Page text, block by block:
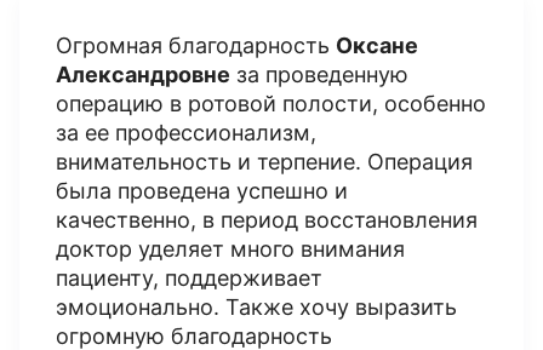
Огромная благодарность Оксане
Александровне за проведенную
операцию в ротовой полости, особенно
за ее профессионализм,
внимательность и терпение. Операция
была проведена успешно и
качественно, в период восстановления
доктор уделяет много внимания
пациенту, поддерживает
эмоционально. Также хочу выразить
огромную благодарность